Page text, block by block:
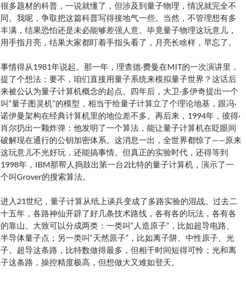
很多题材的科普，一说就懂了，但涉及到量子物理，情况就完全不
同。我呢，争取把这篇科普写得接地气一些。当然，不管理想有多
丰满，结果恐怕还是未必能够差强人意。毕竟量子物理这玩意儿，
用手指月亮，结果大家都盯着手指头看了，月亮长啥样，早忘了。
事情得从1981年说起。那一年，理查德·费曼在MIT的一次演讲里，
提了个想法：要不，咱们直接用量子系统来模拟量子世界？这话后
来被公认为量子计算机概念的起点。四年后，大卫·多伊奇提出一个
叫“量子图灵机”的模型，相当于给量子计算立了个理论地基，跟冯·
诺伊曼架构在经典计算机里的地位差不多。再后来，1994年，彼得·
肖尔扔出一颗炸弹：他发明了一个算法，能让量子计算机在眨眼间
破解现在通行的公钥加密体系。这消息一出，全世界都惊了——原来
这玩意儿不光好玩，还能搞事情。但真正的实验时代，还得等到
1998年，IBM那帮人捣鼓出第一台2比特的量子计算机，演示了一
个叫Grover的搜索算法。
进入21世纪，量子计算从纸上谈兵变成了多路实验的混战。过去二
十五年，各路神仙开辟了好几条技术路线，各有各的玩法，各有各
的靠山。大致可以分成两类：一类叫“人造原子”，比如超导电路、
半导体量子点；另一类叫“天然原子”，比如离子阱、中性原子、光
子。超导这条路，比特数做得最多，但相干时间短得可怜；光和离
子这条路，操控精度极高，但想做大又难如登天。